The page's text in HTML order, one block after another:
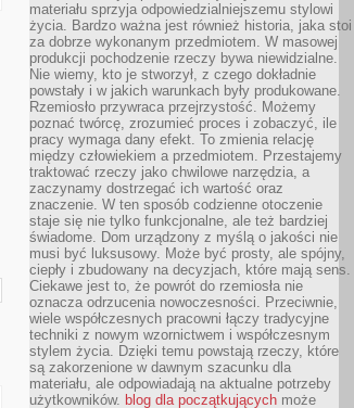
materiału sprzyja odpowiedzialniejszemu stylowi
życia. Bardzo ważna jest również historia, jaka stoi
za dobrze wykonanym przedmiotem. W masowej
produkcji pochodzenie rzeczy bywa niewidzialne.
Nie wiemy, kto je stworzył, z czego dokładnie
powstały i w jakich warunkach były produkowane.
Rzemiosło przywraca przejrzystość. Możemy
poznać twórcę, zrozumieć proces i zobaczyć, ile
pracy wymaga dany efekt. To zmienia relację
między człowiekiem a przedmiotem. Przestajemy
traktować rzeczy jako chwilowe narzędzia, a
zaczynamy dostrzegać ich wartość oraz
znaczenie. W ten sposób codzienne otoczenie
staje się nie tylko funkcjonalne, ale też bardziej
świadome. Dom urządzony z myślą o jakości nie
musi być luksusowy. Może być prosty, ale spójny,
ciepły i zbudowany na decyzjach, które mają sens.
Ciekawe jest to, że powrót do rzemiosła nie
oznacza odrzucenia nowoczesności. Przeciwnie,
wiele współczesnych pracowni łączy tradycyjne
techniki z nowym wzornictwem i współczesnym
stylem życia. Dzięki temu powstają rzeczy, które
są zakorzenione w dawnym szacunku dla
materiału, ale odpowiadają na aktualne potrzeby
użytkowników. blog dla początkujących może